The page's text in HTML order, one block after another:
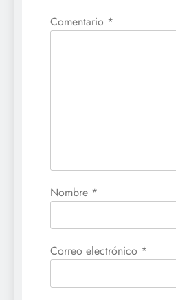
Comentario *
Nombre *
Correo electrónico *